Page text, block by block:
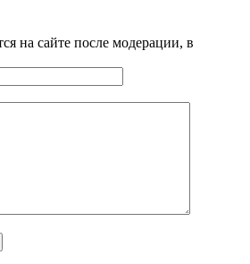
на сайте после модерации, в